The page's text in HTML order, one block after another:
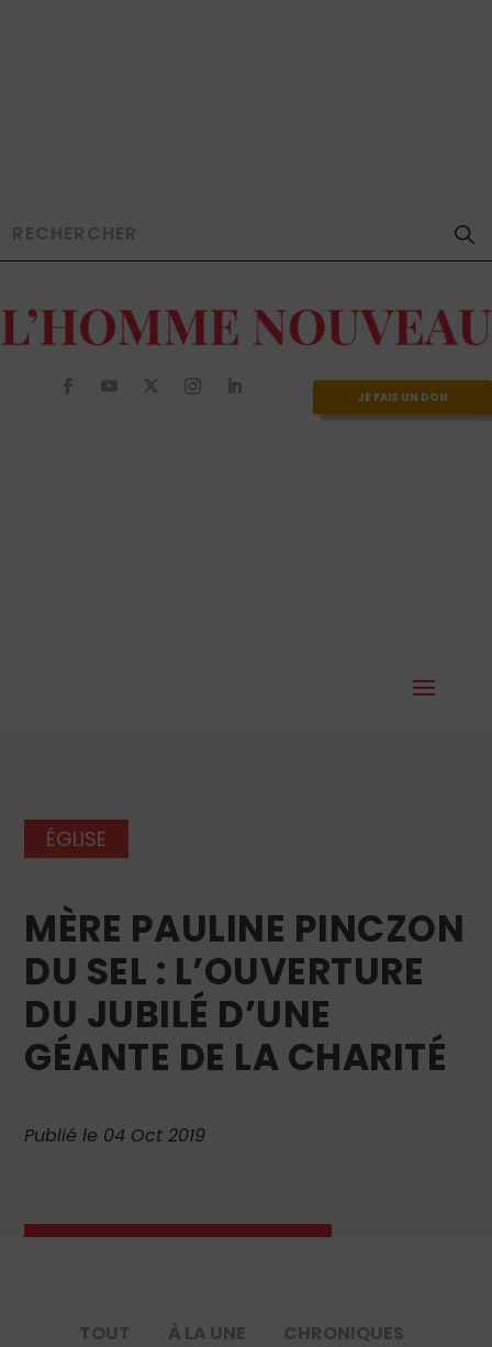
JE FAIS UN DON
ÉGLISE
MÈRE PAULINE PINCZON
DU SEL : L’OUVERTURE
DU JUBILÉ D’UNE
GÉANTE DE LA CHARITÉ
Publié le 04 Oct 2019
TOUT À LA UNE
CHRONIQUES